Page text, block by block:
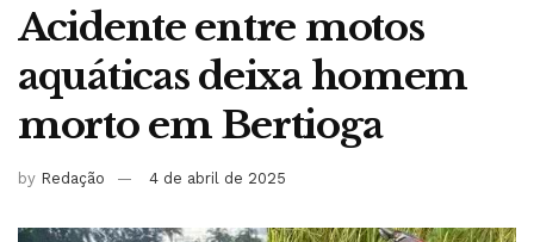
Acidente entre motos
aquáticas deixa homem
morto em Bertioga
by Redação 4 de abril de 2025